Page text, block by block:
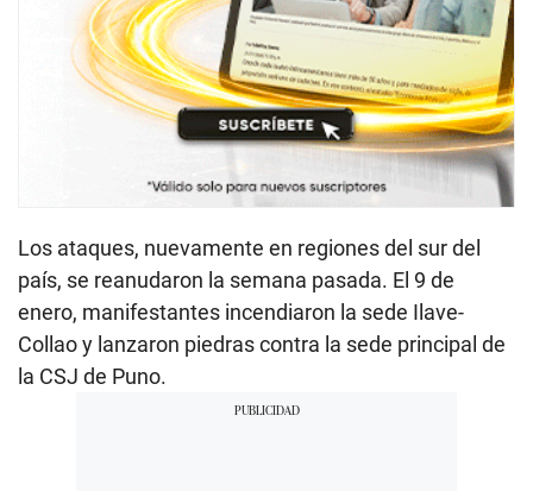
Los ataques, nuevamente en regiones del sur del
país, se reanudaron la semana pasada. El 9 de
enero, manifestantes incendiaron la sede Ilave-
Collao y lanzaron piedras contra la sede principal de
la CSJ de Puno.